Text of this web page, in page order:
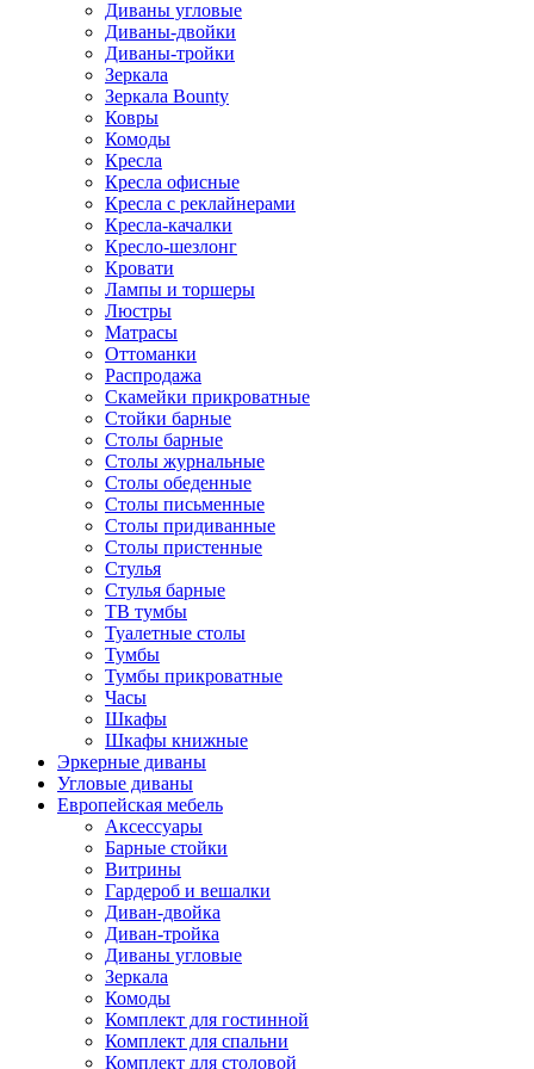
Диваны угловые
Диваны-двойки
Диваны-тройки
Зеркала
Зеркала Bounty
Ковры
Комоды
Кресла
Кресла офисные
Кресла с реклайнерами
Кресла-качалки
Кресло-шезлонг
Кровати
Лампы и торшеры
Люстры
Матрасы
Оттоманки
Распродажа
Скамейки прикроватные
Стойки барные
Столы барные
Столы журнальные
Столы обеденные
Столы письменные
Столы придиванные
Столы пристенные
Стулья
Стулья барные
ТВ тумбы
Туалетные столы
Тумбы
Тумбы прикроватные
Часы
Шкафы
Шкафы книжные
Эркерные диваны
Угловые диваны
Европейская мебель
Аксессуары
Барные стойки
Витрины
Гардероб и вешалки
Диван-двойка
Диван-тройка
Диваны угловые
Зеркала
Комоды
Комплект для гостинной
Комплект для спальни
Комплект для столовой